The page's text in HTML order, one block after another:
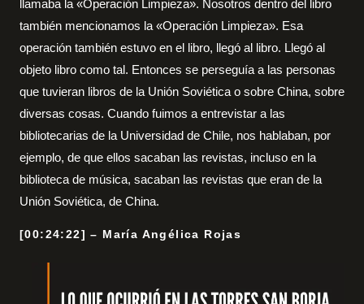
llamaba la «Operación Limpieza». Nosotros dentro del libro
también mencionamos la «Operación Limpieza». Esa
operación también estuvo en el libro, llegó al libro. Llegó al
objeto libro como tal. Entonces se perseguía a las personas
que tuvieran libros de la Unión Soviética o sobre China, sobre
diversas cosas. Cuando fuimos a entrevistar a las
bibliotecarias de la Universidad de Chile, nos hablaban, por
ejemplo, de que ellos sacaban las revistas, incluso en la
biblioteca de música, sacaban las revistas que eran de la
Unión Soviética, de China.
[00:24:22] – María Angélica Rojas